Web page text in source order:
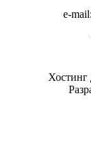
e-mail:
Хостинг